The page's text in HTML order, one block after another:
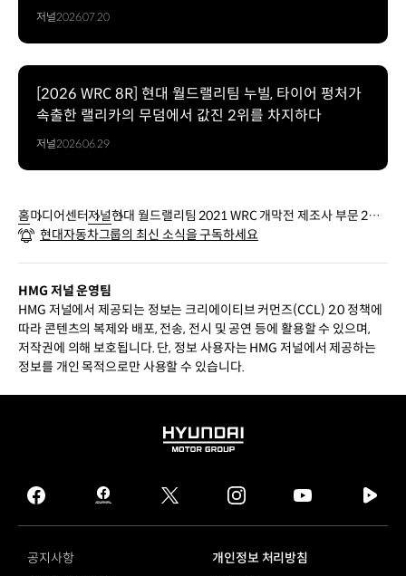
저널2026.07.20
[2026 WRC 8R] 현대 월드랠리팀 누빌, 타이어 펑처가
속출한 랠리카의 무덤에서 값진 2위를 차지하다
저널2026.06.29
홈미디어센터저널현대 월드랠리팀 2021 WRC 개막전 제조사 부문 2위
로 출발, 또 한 번 역전 드라마 노린다
현대자동차그룹의 최신 소식을 구독하세요
HMG 저널 운영팀
HMG 저널에서 제공되는 정보는 크리에이티브 커먼즈(CCL) 2.0 정책에
따라 콘텐츠의 복제와 배포, 전송, 전시 및 공연 등에 활용할 수 있으며,
저작권에 의해 보호됩니다. 단, 정보 사용자는 HMG 저널에서 제공하는
정보를 개인 목적으로만 사용할 수 있습니다.
HYUNDAI
GROUP
facebook
hmg
journal
twitter instagram
tv
공지사항
개인정보 처리방침